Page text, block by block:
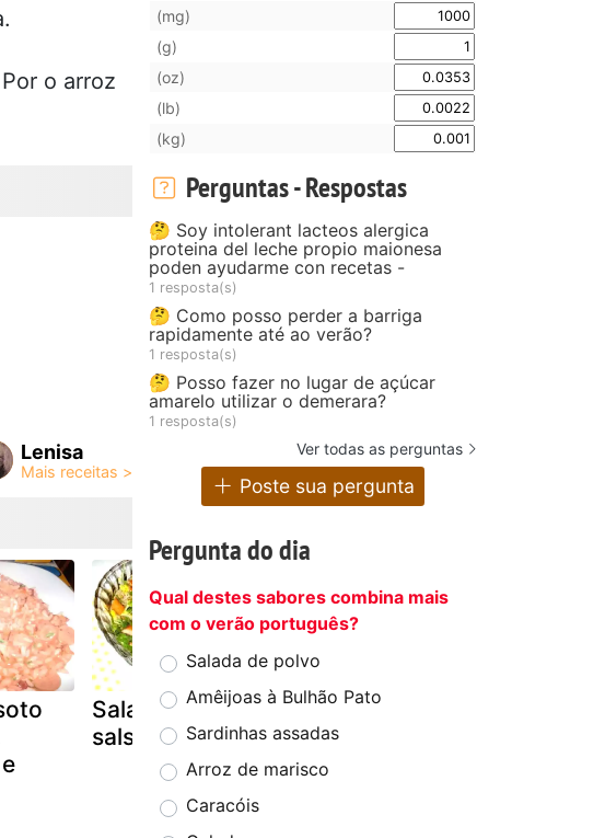
o arroz
Lenisa
Salada de
salsichas
Arroz à
cantonesa
(mg)
(g)
(oz)
(lb)
(kg)
Perguntas - Respostas
🤔 Soy intolerant lacteos alergica
proteina del leche propio maionesa
poden ayudarme con recetas -
1 resposta(s)
🤔 Como posso perder a barriga
rapidamente até ao verão?
1 resposta(s)
🤔 Posso fazer no lugar de açúcar
amarelo utilizar o demerara?
1 resposta(s)
Ver todas as perguntas
Poste sua pergunta
Pergunta do dia
Qual destes sabores combina mais
com o verão português?
Salada de polvo
Amêijoas à Bulhão Pato
Sardinhas assadas
Arroz de marisco
Caracóis